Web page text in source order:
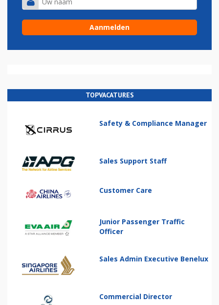
TOPVACATURES
Safety & Compliance Manager
Sales Support Staff
Customer Care
Junior Passenger Traffic
Officer
Sales Admin Executive Benelux
Commercial Director